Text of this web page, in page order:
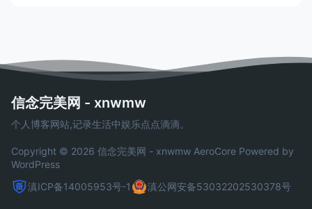
信念完美网 - xnwmw
个人博客网站,记录生活中娱乐点点滴滴。
Copyright © 2026 信念完美网 - xnwmw AeroCore Powered by
WordPress
滇ICP备14005953号-1
滇公网安备53032202530378号